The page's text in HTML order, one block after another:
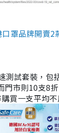
罩品牌開
測試套裝，
門市則10支8
買一支平均